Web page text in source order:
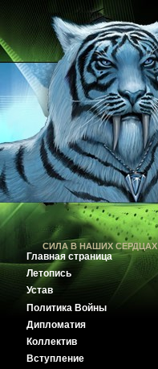
СИЛА В НАШИХ СЕРДЦАХ
Главная страница
Летопись
Устав
Политика Войны
Дипломатия
Коллектив
Вступление